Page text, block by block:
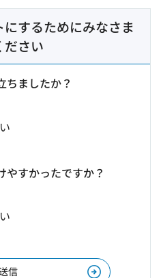
するためにみなさま
ださい
ちましたか？
やすかったですか？